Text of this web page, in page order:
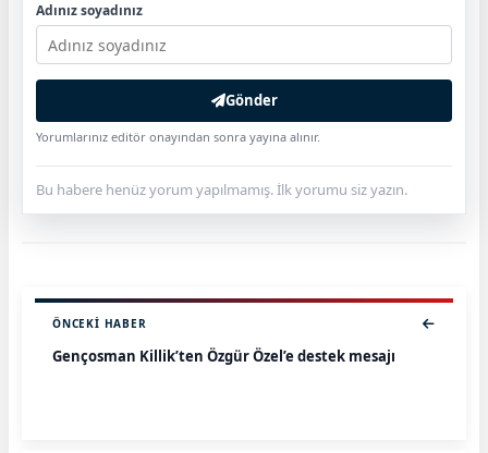
Adınız soyadınız
Gönder
Yorumlarınız editör onayından sonra yayına alınır.
Bu habere henüz yorum yapılmamış. İlk yorumu siz yazın.
ÖNCEKI HABER
Gençosman Killik’ten Özgür Özel’e destek mesajı